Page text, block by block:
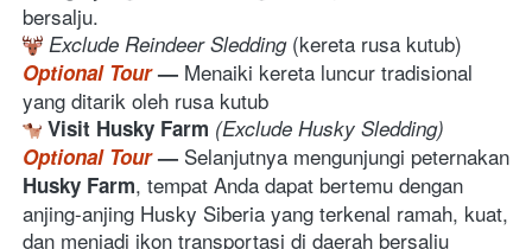
bersalju.
Exclude Reindeer Sledding
Optional Tour — Menaiki kereta luncur tradisional
yang ditarik oleh rusa kutub
Visit Husky Farm
Optional Tour —
Husky Farm, tempat Anda dapat bertemu dengan
anjing-anjing Husky Siberia yang terkenal ramah, kuat,
dan menjadi ikon transportasi di daerah bersalju